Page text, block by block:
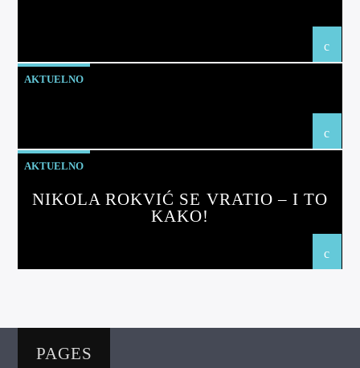
AKTUELNO
AKTUELNO
NIKOLA ROKVIĆ SE VRATIO – I TO
KAKO!
PAGES